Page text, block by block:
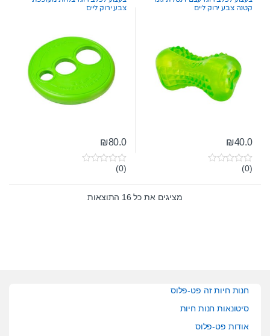
f
5
f
5
קטנה צבע ירוק ליים
₪40.0
0
u
(0)
צבע ירוק ליים
₪80.0
0
u
t
(0)
מציגים את כל ⁦16⁩ התוצאות
חנות חיות זה פט-פלוס
סיטונאות חנות חיות
אודות פט-פלוס